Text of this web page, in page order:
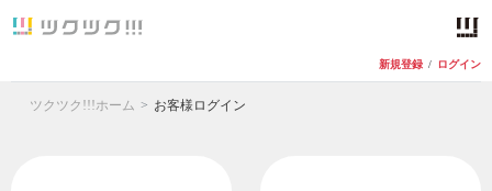
新規登録 / ログイン
ツクツク!!!ホーム お客様ログイン